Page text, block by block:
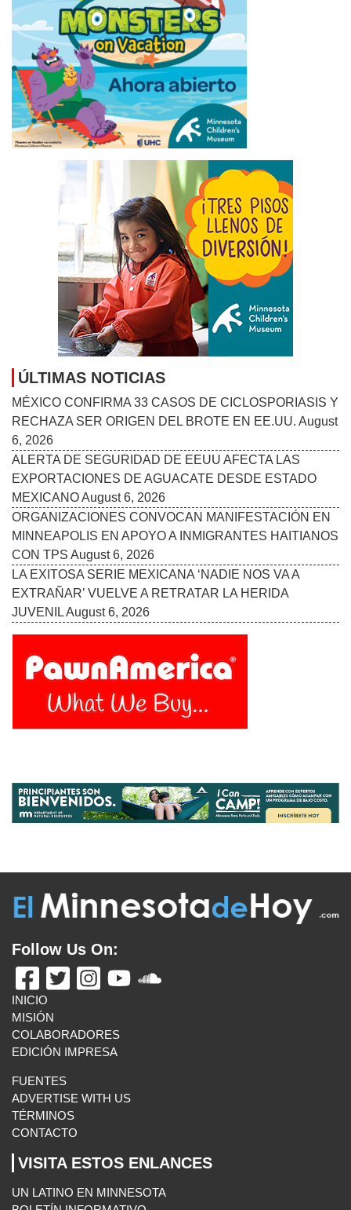
ÚLTIMAS NOTICIAS
MÉXICO CONFIRMA 33 CASOS DE CICLOSPORIASIS Y
RECHAZA SER ORIGEN DEL BROTE EN EE.UU.
ALERTA DE SEGURIDAD DE EEUU AFECTA LAS
EXPORTACIONES DE AGUACATE DESDE ESTADO
MEXICANOAugust 6, 2026
ORGANIZACIONES CONVOCAN MANIFESTACIÓN EN
MINNEAPOLIS EN APOYO A INMIGRANTES HAITIANOS
CON TPS August 6, 2026
LA EXITOSA SERIE MEXICANA ‘NADIE NOS VA A
EXTRAÑAR’ VUELVE A RETRATAR LA HERIDA
JUVENILAugust 6, 2026
INICIO
FUENTES
ADVERTISE WITH US
CONTACTO
VISITA ESTOS ENLANCES
UN LATINO EN MINNESOTA
BOLETÍN INFORMATIVO
MAS ENLACES
E-MAIL US
©2026 MLatino Media, LLC